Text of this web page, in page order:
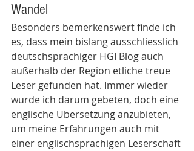
Wandel
Besonders bemerkenswert finde ich
es, dass mein bislang ausschliesslich
deutschsprachiger HGI Blog auch
außerhalb der Region etliche treue
Leser gefunden hat. Immer wieder
wurde ich darum gebeten, doch eine
englische Übersetzung anzubieten,
um meine Erfahrungen auch mit
einer englischsprachigen Leserschaft